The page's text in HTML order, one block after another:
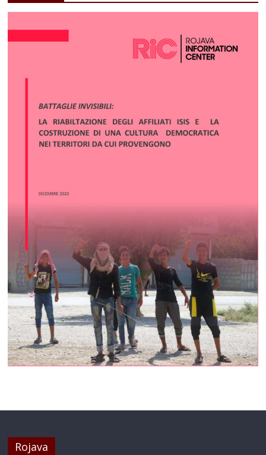
Rojava